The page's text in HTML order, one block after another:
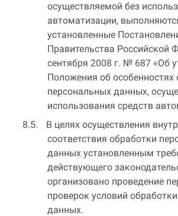
осуществляемой без
автоматизации,
установленные
Правительства Российской
сентября 2008 г. № 687 «Об
Положения об особенностях
персональных данных,
использования средств
В целях осуществления
соответствия обработки
данных установленным
действующего
организовано проведение
проверок условий
данных.